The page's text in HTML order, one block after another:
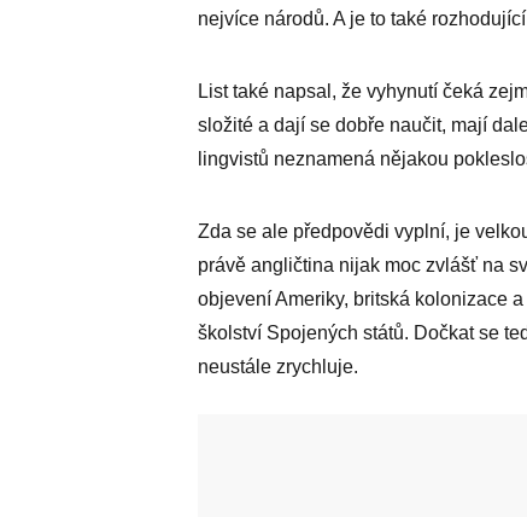
nejvíce národů. A je to také
List také napsal, že vyhynutí čeká
složité a dají se dobře naučit, mají
lingvistů neznamená nějakou
Zda se ale předpovědi vyplní, je
právě angličtina nijak moc zvlášť na
objevení Ameriky, britská kolonizace
školství Spojených států. Dočkat se
neustále zrychluje.